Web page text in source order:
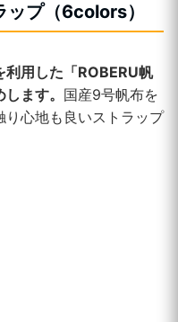
ップ（6colors）
利用した「ROBERU帆
ます。 国産9号帆布を
心地も良いストラップ